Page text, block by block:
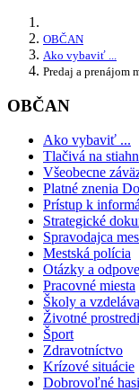
OBČAN
Ako vybaviť ...
Predaj a prenájom
OBČAN
Ako vybaviť ...
Tlačivá na
Všeobecne
Platné znenia
Prístup k
Strategické
Spravodajca
Mestská polícia
Otázky a
Pracovné miesta
Školy a
Životné
Šport
Zdravotníctvo
Krízové situácie
Dobrovoľné